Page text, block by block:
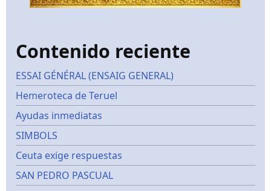
Contenido reciente
ESSAI GÉNÉRAL (ENSAIG GENERAL)
Hemeroteca de Teruel
Ayudas inmediatas
SIMBOLS
Ceuta exige respuestas
SAN PEDRO PASCUAL